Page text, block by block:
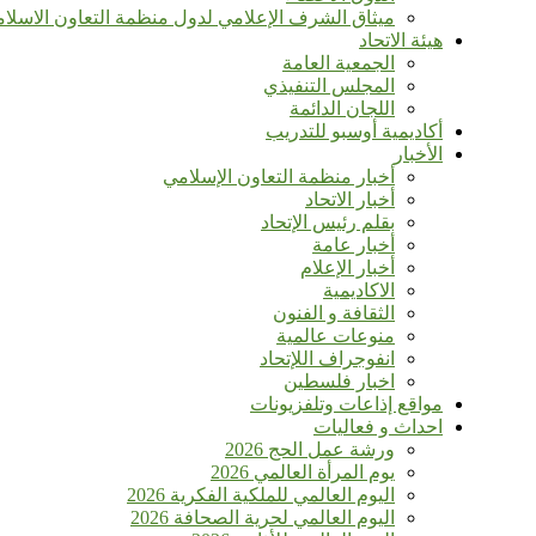
ميثاق الشرف الإعلامي لدول منظمة التعاون
هيئة الاتحاد
الجمعية العامة
المجلس التنفيذي
اللجان الدائمة
أكاديمية أوسبو للتدريب
الأخبار
أخبار منظمة التعاون الإسلامي
أخبار الاتحاد
بقلم رئيس الإتحاد
أخبار عامة
أخبار الإعلام
الاكاديمية
الثقافة و الفنون
منوعات عالمية
انفوجراف اللإتحاد
اخبار فلسطين
مواقع إذاعات وتلفزيونات
احداث و فعاليات
ورشة عمل الحج 2026
يوم المرأة العالمي 2026
اليوم العالمي للملكية الفكرية 2026
اليوم العالمي لحرية الصحافة 2026